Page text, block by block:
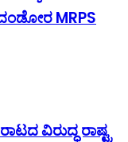
ದಂಡೋರ MRPS
ವಿರುದ್ಧ ರಾಷ್ಟ್ರ